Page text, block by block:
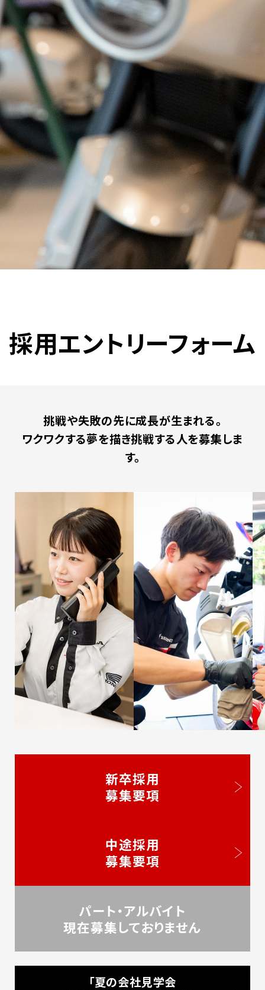
採用エントリーフォーム
挑戦や失敗の先に成長が生まれる。
ワクワクする夢を描き挑戦する人を募集しま
す。
新卒採用
募集要項
中途採用
募集要項
パート・アルバイト
現在募集しておりません
「夏の会社見学会